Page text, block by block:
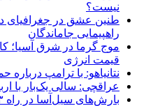
نیست؟
طنین عشق در جغرافیای
راهپیمایی جاماندگان
موج گرما در شرق آسیا؛
قیمت انرژی
نتانیاهو: با ترامپ
عراقچی: سالی یک‌بار با